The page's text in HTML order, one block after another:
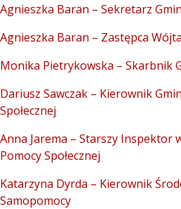
Agnieszka Baran – Sekretarz
Agnieszka Baran – Zastępca
Monika Pietrykowska – Skarbnik
Dariusz Sawczak – Kierownik
Społecznej
Anna Jarema – Starszy Inspektor
Pomocy Społecznej
Katarzyna Dyrda – Kierownik
Samopomocy